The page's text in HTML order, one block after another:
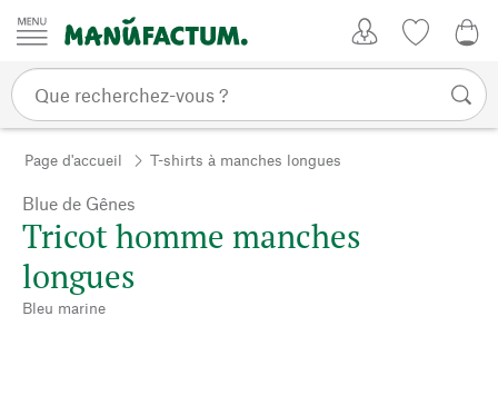
Passer au contenu
Page d'accueil T-shirts à manches longues
Blue de Gênes
Tricot homme manches
longues
Bleu marine